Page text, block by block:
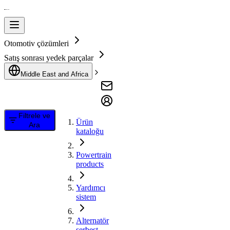
Otomotiv çözümleri
Satış sonrası yedek parçalar
Middle East and Africa
Filtrele ve
Ara
Ürün
kataloğu
Powertrain
products
Yardımcı
sistem
Alternatör